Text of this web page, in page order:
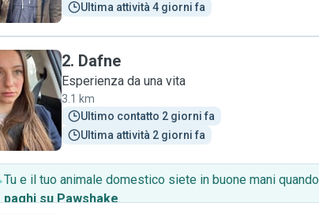
Ultima attività 4 giorni fa
D
2. Dafne
Esperienza da una vita
3.1 km
Ultimo contatto 2 giorni fa
Ultima attività 2 giorni fa
Tu e il tuo animale domestico siete in buone mani quando
paghi su Pawshake.